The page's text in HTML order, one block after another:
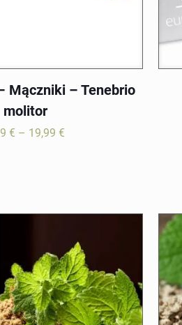
Mączniki – Tenebrio
molitor
€ – 19,99€
do